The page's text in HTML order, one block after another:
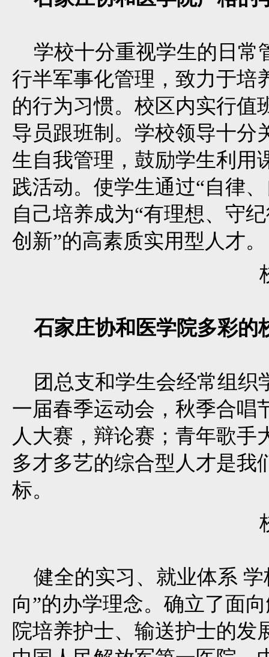
学校十分重视学生的日常
行半军事化管理，致力于培
的行为习惯。校区内实行值
导员跟班制。学校领导十分
生自我管理，鼓励学生利用
践活动。使学生通过“自律
自己培养成为“有理想、守
创新”的高素质实用型人才。
石家庄协和医学院多彩的
团总支和学生会经常组织
一届春季运动会，秋季合唱
人大赛，辩论赛；青年歌手
多才多艺的综合型人才是我
标。
健全的实习、就业体系 学
向”的办学理念。确立了面
院培养护士、输送护士的发